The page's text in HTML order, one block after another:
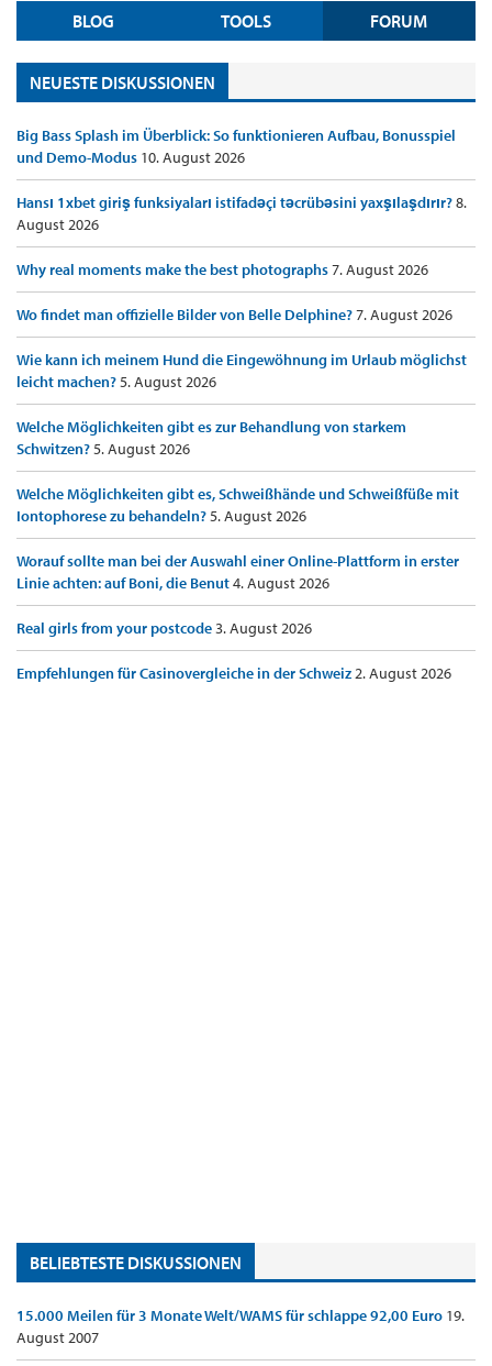
BLOG TOOLS FORUM
NEUESTE DISKUSSIONEN
Big Bass Splash im Überblick: So funktionieren Aufbau, Bonusspiel
und Demo-Modus 10. August 2026
Hansı 1xbet giriş funksiyaları istifadəçi təcrübəsini yaxşılaşdırır?8.
August 2026
Why real moments make the best photographs7. August 2026
Wo findet man offizielle Bilder von Belle Delphine?7. August 2026
Wie kann ich meinem Hund die Eingewöhnung im Urlaub möglichst
leicht machen?5. August 2026
Welche Möglichkeiten gibt es zur Behandlung von starkem
Schwitzen?5. August 2026
Welche Möglichkeiten gibt es, Schweißhände und Schweißfüße mit
Iontophorese zu behandeln?5. August 2026
Worauf sollte man bei der Auswahl einer Online-Plattform in erster
Linie achten: auf Boni, die Benut4. August 2026
Real girls from your postcode3. August 2026
Empfehlungen für Casinovergleiche in der Schweiz2. August 2026
BELIEBTESTE DISKUSSIONEN
15.000 Meilen für 3 Monate Welt/WAMS für schlappe 92,00 Euro 19.
August 2007